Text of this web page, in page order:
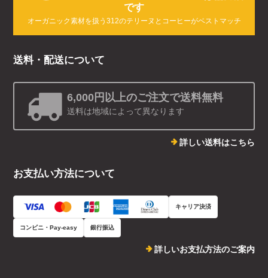
です
オーガニック素材を扱う312のテリーヌとコーヒーがベストマッチ
送料・配送について
6,000円以上のご注文で送料無料
送料は地域によって異なります
詳しい送料はこちら
お支払い方法について
キャリア決済
コンビニ・Pay-easy 銀行振込
詳しいお支払方法のご案内